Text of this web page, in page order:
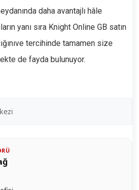
daha avantajlı hâle
yanı sıra Knight Online GB satın
tercihinde tamamen size
de fayda bulunuyor.